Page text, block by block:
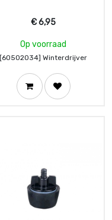
€6,95
Op voorraad
[60502034] Winterdrijver